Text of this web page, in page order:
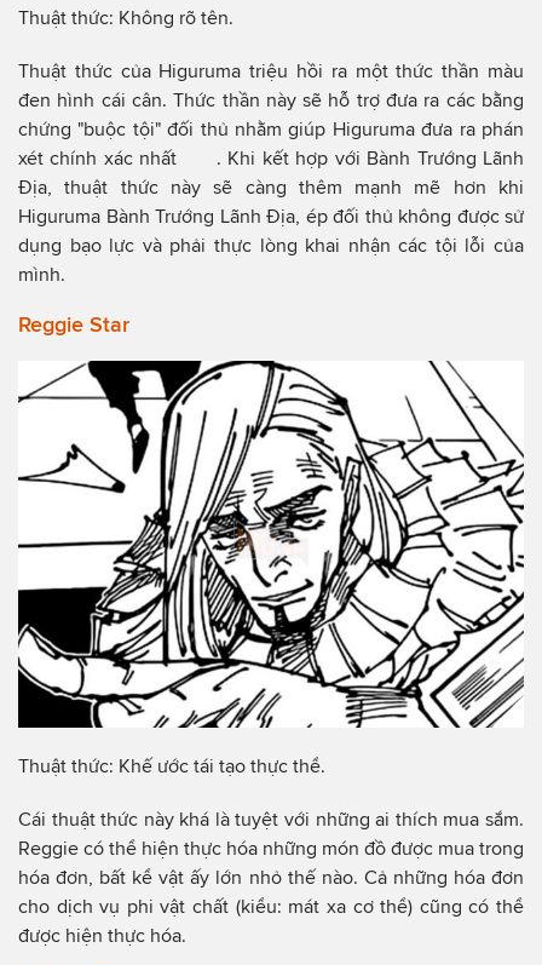
Thuật thức: Không rõ tên.
Thuật thức của Higuruma triệu hồi ra một thức thần màu
đen hình cái cân. Thức thần này sẽ hỗ trợ đưa ra các bằng
chứng "buộc tội" đối thủ nhằm giúp Higuruma đưa ra phán
xét chính xác nhất . Khi kết hợp với Bành Trướng Lãnh
Địa, thuật thức này sẽ càng thêm mạnh mẽ hơn khi
Higuruma Bành Trướng Lãnh Địa, ép đối thủ không được sử
dụng bạo lực và phải thực lòng khai nhận các tội lỗi của
mình.
Reggie Star
Thuật thức: Khế ước tái tạo thực thể.
Cái thuật thức này khá là tuyệt với những ai thích mua sắm.
Reggie có thể hiện thực hóa những món đồ được mua trong
hóa đơn, bất kể vật ấy lớn nhỏ thế nào. Cả những hóa đơn
cho dịch vụ phi vật chất (kiểu: mát xa cơ thể) cũng có thể
được hiện thực hóa.